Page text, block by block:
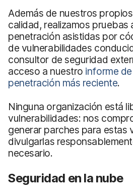
Además de nuestros
calidad, realizamos pruebas
penetración asistidas por
de vulnerabilidades
consultor de seguridad
acceso a nuestro informe
penetración más reciente.
Ninguna organización está
vulnerabilidades: nos
generar parches para estas
divulgarlas
necesario.
Seguridad en la nube